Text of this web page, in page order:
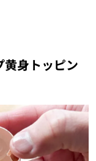
身トッピン